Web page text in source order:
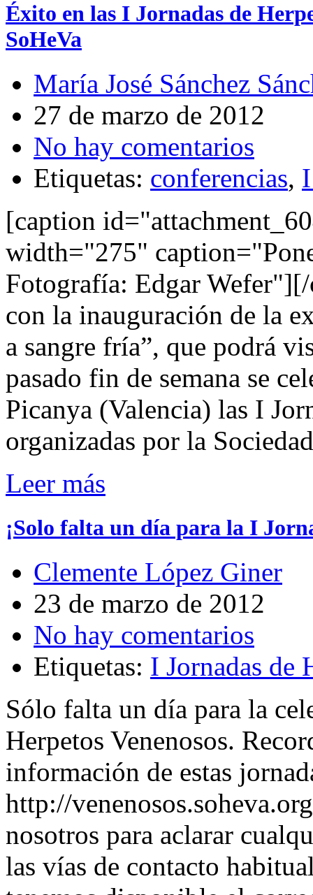
Éxito en las I Jornadas de
SoHeVa
María José Sánchez
27 de marzo de 2012
No hay comentarios
Etiquetas: conferencias,
[caption
width="275"
Fotografía: Edgar
con la inauguración de la
a sangre fría”, que podrá
pasado fin de semana se
Picanya (Valencia) las I
organizadas por la
Leer más
¡Solo falta un día para la I
Clemente López Giner
23 de marzo de 2012
No hay comentarios
Etiquetas: I Jornadas de
Sólo falta un día para la
Herpetos Venenosos.
información de estas
http://
nosotros para aclarar
las vías de contacto